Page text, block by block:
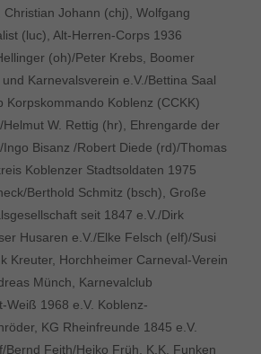
Christian Johann (chj), Wolfgang
(luc), Alt-Herren-Corps 1936
(oh)/Peter Krebs, Boomer
und Karnevalsverein e.V./Bettina Saal
Korpskommando Koblenz (CCKK)
Helmut W. Rettig (hr), Ehrengarde der
Bisanz /Robert Diede (rd)/Thomas
Koblenzer Stadtsoldaten 1975
Berthold Schmitz (bsch), Große
seit 1847 e.V./Dirk
Husaren e.V./Elke Felsch (elf)/Susi
Kreuter, Horchheimer Carneval-Verein
Münch, Karnevalclub
Weiß 1968 e.V. Koblenz-
KG Rheinfreunde 1845 e.V.
Bernd Feith/Heiko Früh, K.K. Funken